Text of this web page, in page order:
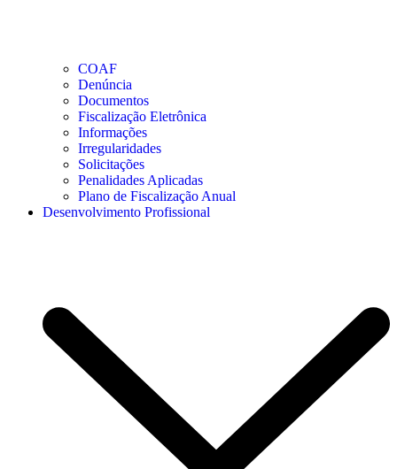
COAF
Denúncia
Documentos
Fiscalização Eletrônica
Informações
Irregularidades
Solicitações
Penalidades Aplicadas
Plano de Fiscalização Anual
Desenvolvimento Profissional